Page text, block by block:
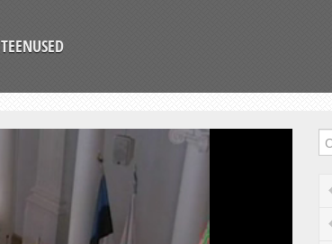
TEENUSED